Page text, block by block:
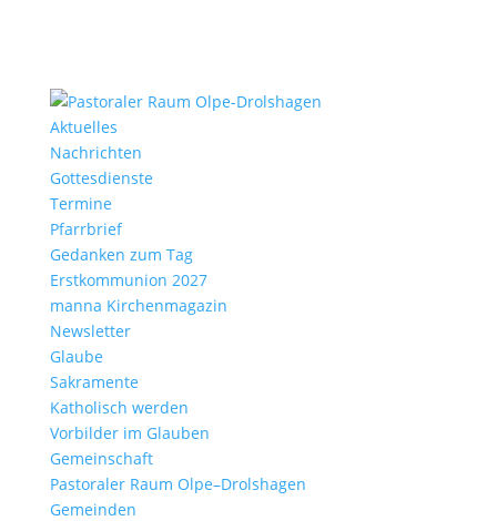
Aktu­elles
Nach­richten
Gottes­dienste
Termine
Pfarr­brief
Gedanken zum Tag
Erst­kom­mu­nion 2027
manna Kirchen­ma­gazin
News­letter
Glaube
Sakra­mente
Katho­lisch werden
Vorbilder im Glauben
Gemein­schaft
Pasto­raler Raum Olpe–Drolshagen
Gemeinden